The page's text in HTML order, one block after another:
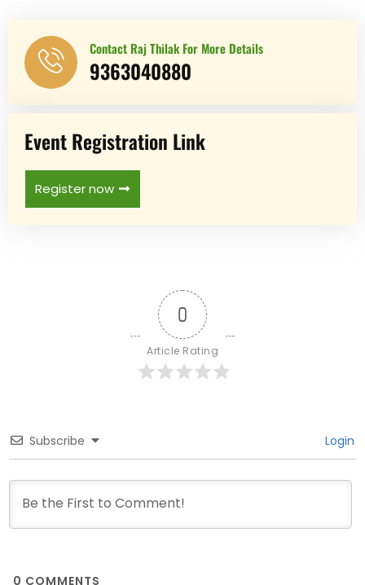
Contact Raj Thilak For More Details
9363040880
Event Registration Link
Register now
0
Article Rating
Subscribe Login
0 COMMENTS